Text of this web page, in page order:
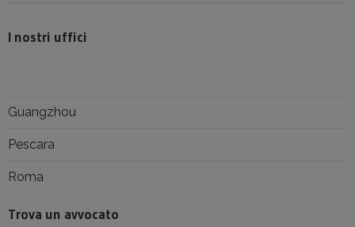
I nostri uffici
Guangzhou
Pescara
Roma
Trova un avvocato